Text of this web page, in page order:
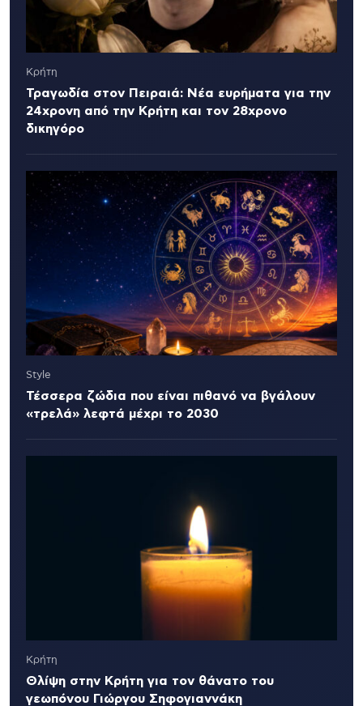
Κρήτη
Τραγωδία στον Πειραιά: Νέα ευρήματα για την
24χρονη από την Κρήτη και τον 28χρονο
δικηγόρο
Style
Τέσσερα ζώδια που είναι πιθανό να βγάλουν
«τρελά» λεφτά μέχρι το 2030
Κρήτη
Θλίψη στην Κρήτη για τον θάνατο του
γεωπόνου Γιώργου Σηφογιαννάκη